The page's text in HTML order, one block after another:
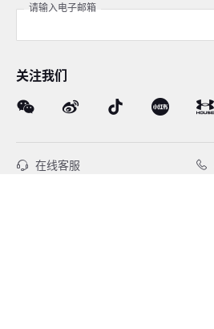
请输入电子邮箱
关注我们
在线客服